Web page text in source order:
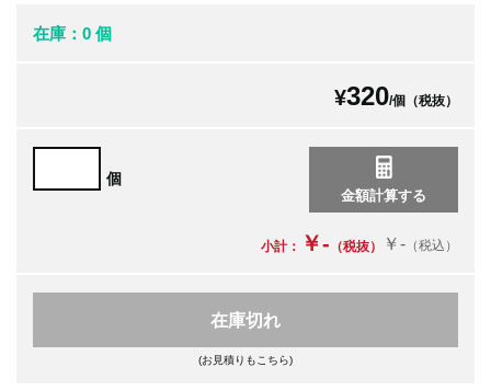
在庫：0 個
¥320/個（税抜）
個
小計： ￥- （税抜） ￥- （税込）
在庫切れ
(お見積りもこちら)